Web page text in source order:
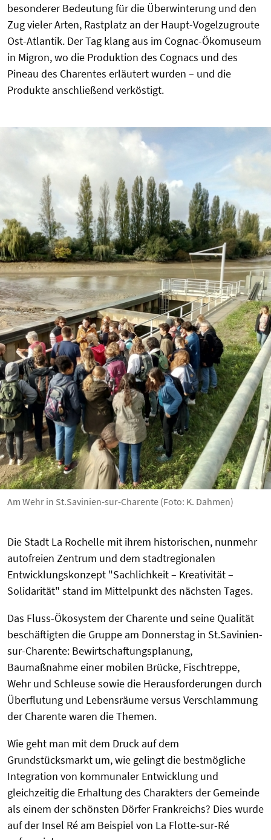
besonderer Bedeutung für die Überwinterung und den
Zug vieler Arten, Rastplatz an der Haupt-Vogelzugroute
Ost-Atlantik. Der Tag klang aus im Cognac-Ökomuseum
in Migron, wo die Produktion des Cognacs und des
Pineau des Charentes erläutert wurden – und die
Produkte anschließend verköstigt.
Am Wehr in St.Savinien-sur-Charente (Foto: K. Dahmen)
Die Stadt La Rochelle mit ihrem historischen, nunmehr
autofreien Zentrum und dem stadtregionalen
Entwicklungskonzept "Sachlichkeit – Kreativität –
Solidarität" stand im Mittelpunkt des nächsten Tages.
Das Fluss-Ökosystem der Charente und seine Qualität
beschäftigten die Gruppe am Donnerstag in St.Savinien-
sur-Charente: Bewirtschaftungsplanung,
Baumaßnahme einer mobilen Brücke, Fischtreppe,
Wehr und Schleuse sowie die Herausforderungen durch
Überflutung und Lebensräume versus Verschlammung
der Charente waren die Themen.
Wie geht man mit dem Druck auf dem
Grundstücksmarkt um, wie gelingt die bestmögliche
Integration von kommunaler Entwicklung und
gleichzeitig die Erhaltung des Charakters der Gemeinde
als einem der schönsten Dörfer Frankreichs? Dies wurde
auf der Insel Ré am Beispiel von La Flotte-sur-Ré